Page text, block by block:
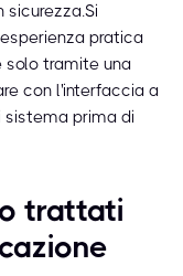
sicurezza.Si
pratica
solo tramite una
con l'interfaccia a
sistema prima di
trattati